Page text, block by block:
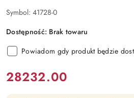
Symbol: 41728-0
Dostępność: Brak towaru
Powiadom gdy produkt będzie
cena:
28232.00